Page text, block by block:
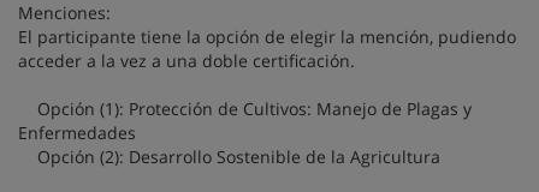
Menciones:
El participante tiene la opción de elegir la mención, pudiendo
acceder a la vez a una doble certificación.
Opción (1): Protección de Cultivos: Manejo de Plagas y
Enfermedades
Opción (2): Desarrollo Sostenible de la Agricultura